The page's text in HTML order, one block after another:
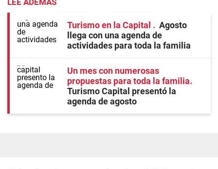
LEE ADEMÁS
Turismo en la Capital
Agosto
llega con una agenda de
actividades para toda la familia
Un mes con numerosas
propuestas para toda la familia
Turismo Capital presentó la
agenda de agosto